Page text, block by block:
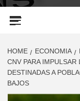
HOME ECONOMIA
CNV PARA
DESTINADAS A
BAJOS